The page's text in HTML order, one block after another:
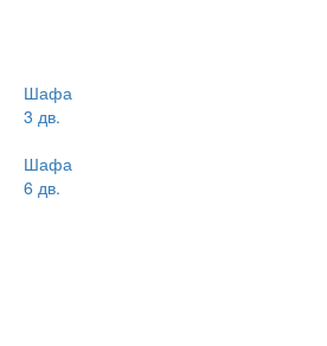
Шафа
3 дв.
Шафа
6 дв.